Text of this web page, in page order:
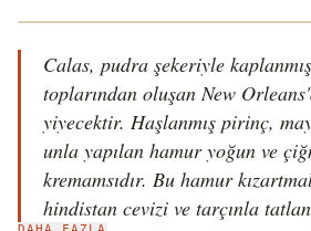
Calas, pudra şekeriyle
toplarından oluşan New
yiyecektir. Haşlanmış pirinç,
unla yapılan hamur yoğun ve
kremamsıdır. Bu hamur
hindistan cevizi ve tarçınla